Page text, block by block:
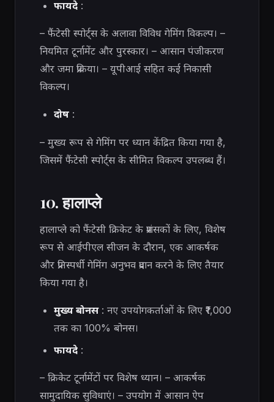
फायदे:
– फैंटेसी स्पोर्ट्स के अलावा विविध गेमिंग विकल्प। –
नियमित टूर्नामेंट और पुरस्कार। – आसान पंजीकरण
और जमा प्रक्रिया। – यूपीआई सहित कई निकासी
विकल्प।
दोष:
– मुख्य रूप से गेमिंग पर ध्यान केंद्रित किया गया है,
जिसमें फैंटेसी स्पोर्ट्स के सीमित विकल्प उपलब्ध हैं।
10. हालाप्ले
हालाप्ले को फैंटेसी क्रिकेट के प्रशंसकों के लिए, विशेष
रूप से आईपीएल सीजन के दौरान, एक आकर्षक
और प्रतिस्पर्धी गेमिंग अनुभव प्रदान करने के लिए तैयार
किया गया है।
मुख्य बोनस: नए उपयोगकर्ताओं के लिए ₹1,000
तक का 100% बोनस।
फायदे:
– क्रिकेट टूर्नामेंटों पर विशेष ध्यान। – आकर्षक
सामुदायिक सुविधाएं। – उपयोग में आसान ऐप